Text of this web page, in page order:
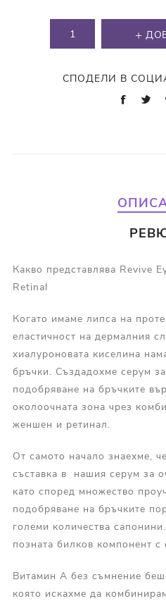
СПОДЕЛИ В
Какво представлява Revive
Retinal
Когато имаме липса на
еластичност на дермалния
хиалуроновата киселина
бръчки. Създадохме серум
подобряване на бръчките
околоочната зона чрез
женшен и ретинал.
От самото начало знаехме,
съставка в нашия серум за
като според множество
подобряване на бръчките
големи количества
позната билков компонент с
Витамин А без съмнение
която искахме да